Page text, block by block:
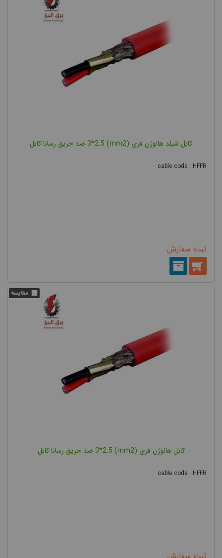
کابل شیلد هالوژن فری (mm2) 3*2.5 ضد حریق رسانا کابل
cable code : HFFR
ثبت سفارش
کابل هالوژن فری (mm2) 3*2.5 ضد حریق رسانا کابل
cable code : HFFR